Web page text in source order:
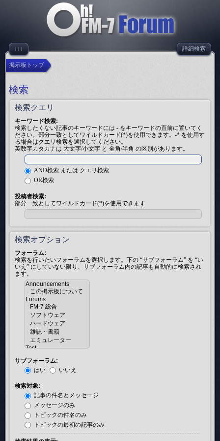
↓↓↓ 詳細検索
掲示板トップ
検索
検索クエリ
キーワード検索:
検索したくない記事のキーワードには - をキーワードの直前に置いてく
ださい。部分一致としてワイルドカード(*)を使用できます。-* を使用す
る場合はクエリ検索を選択してください。
英数字カタカナは 大文字/小文字 と 全角/半角 の区別があります。
AND検索 または クエリ検索
OR検索
投稿者検索:
部分一致としてワイルドカード(*)を使用できます
検索オプション
フォーラム:
検索を行いたいフォーラムを選択します。下の “サブフォーラム” を “い
いえ” にしていない限り、サブフォーラム内の記事も自動的に検索され
ます。
サブフォーラム:
はい
いいえ
検索対象:
記事の件名とメッセージ
メッセージのみ
トピックの件名のみ
トピックの最初の記事のみ